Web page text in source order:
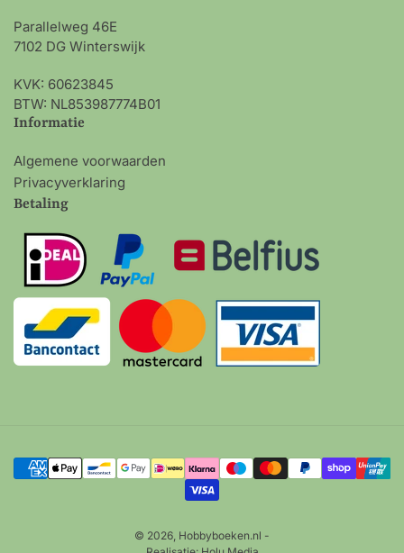
Parallelweg 46E
7102 DG Winterswijk
KVK: 60623845
BTW: NL853987774B01
Informatie
Algemene voorwaarden
Privacyverklaring
Betaling
Betalingsmethoden
© 2026, Hobbyboeken.nl -